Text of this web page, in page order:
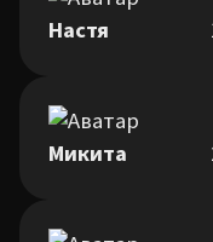
Настя
Микита